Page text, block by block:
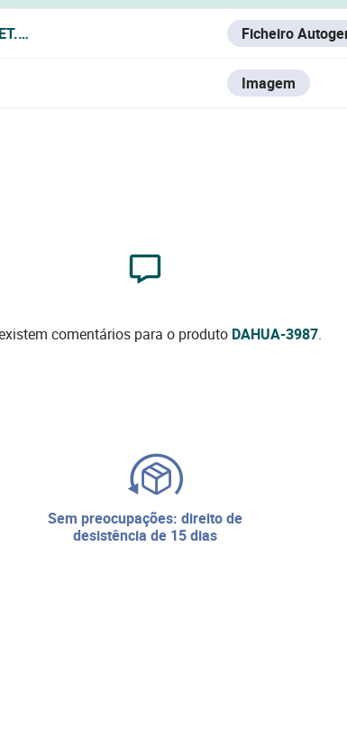
Ficheiro
Imagem
comentários para o produto DAHUA-3987.
sem preocupações: direito de
desistência de 15 dias